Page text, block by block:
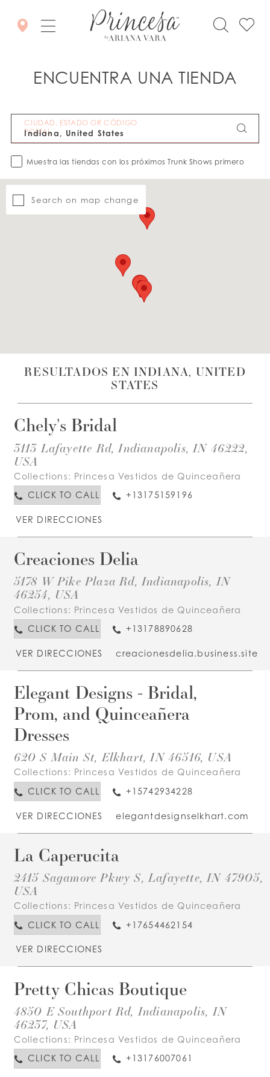
ENCUENTRA UNA TIENDA
CIUDAD, ESTADO OR CÓDIGO
POSTAL
Muestra las tiendas con los próximos Trunk Shows primero
Search on map change
RESULTADOS EN INDIANA, UNITED
STATES
Chely's Bridal
3113 Lafayette Rd, Indianapolis, IN 46222,
USA
Collections: Princesa Vestidos de Quinceañera
CLICK TO CALL
+13175159196
VER DIRECCIONES
Creaciones Delia
5178 W Pike Plaza Rd, Indianapolis, IN
46254, USA
Collections: Princesa Vestidos de Quinceañera
CLICK TO CALL
+13178890628
VER DIRECCIONES creacionesdelia.business.site
Elegant Designs - Bridal,
Prom, and Quinceañera
Dresses
620 S Main St, Elkhart, IN 46516, USA
Collections: Princesa Vestidos de Quinceañera
CLICK TO CALL
+15742934228
VER DIRECCIONES elegantdesignselkhart.com
La Caperucita
2415 Sagamore Pkwy S, Lafayette, IN 47905,
USA
Collections: Princesa Vestidos de Quinceañera
CLICK TO CALL
+17654462154
VER DIRECCIONES
Pretty Chicas Boutique
4850 E Southport Rd, Indianapolis, IN
46237, USA
Collections: Princesa Vestidos de Quinceañera
CLICK TO CALL
+13176007061